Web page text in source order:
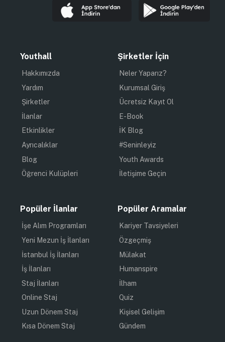
Youthall
Hakkımızda
Yardım
Şirketler
İlanlar
Etkinlikler
Ayrıcalıklar
Blog
Öğrenci Kulüpleri
Şirketler İçin
Neler Yaparız?
Kurumsal Giriş
Ücretsiz Kayıt Ol
E-Book
İK Blog
#Seninleyiz
Youth Awards
İletişime Geçin
Popüler İlanlar
İşe Alım Programları
Yeni Mezun İş İlanları
İstanbul İş İlanları
İş İlanları
Staj İlanları
Online Staj
Uzun Dönem Staj
Kısa Dönem Staj
Popüler Aramalar
Kariyer Tavsiyeleri
Özgeçmiş
Mülakat
Humanspire
İlham
Quiz
Kişisel Gelişim
Gündem